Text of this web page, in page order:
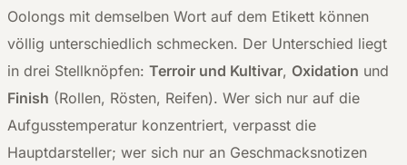
Oolongs mit demselben Wort auf dem Etikett können
völlig unterschiedlich schmecken. Der Unterschied liegt
in drei Stellknöpfen: Terroir und Kultivar, Oxidation und
Finish (Rollen, Rösten, Reifen). Wer sich nur auf die
Aufgusstemperatur konzentriert, verpasst die
Hauptdarsteller; wer sich nur an Geschmacksnotizen